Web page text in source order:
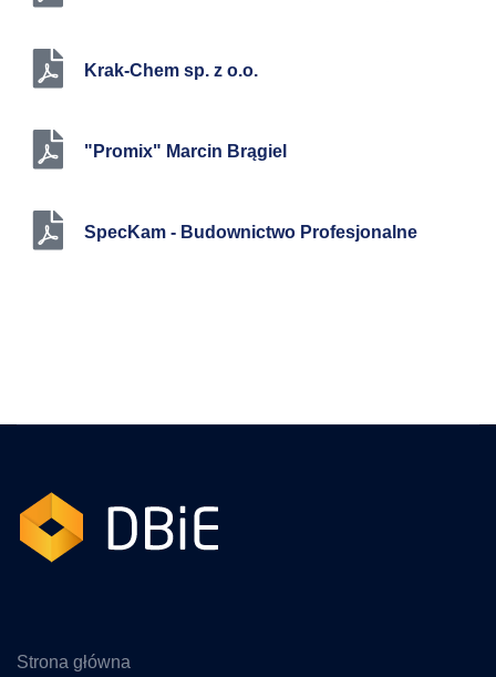
Krak-Chem sp. z o.o.
"Promix" Marcin Brągiel
SpecKam - Budownictwo Profesjonalne
Strona główna